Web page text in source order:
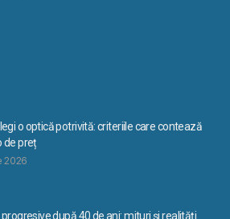
o optică potrivită: criteriile care contează
de preț
2026
progresive după 40 de ani: mituri și realități